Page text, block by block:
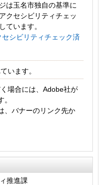
は玉名市独自の基準に
クセシビリティチェッ
ています。
セシビリティチェック済
います。
場合には、Adobe社が
、バナーのリンク先か
推進課